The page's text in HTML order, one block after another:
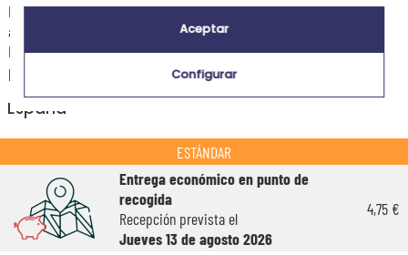
La estimación de la fecha de recepción y de los gastos de envío de este
articulo están indicados a continuación.
Las fechas estimadas a continuación se aplican para un pedido con
pago en tarjeta bancaria o PayPal.
España
ESTÁNDAR
Entrega económico en punto de
recogida
Recepción prevista el
Jueves 13 de agosto 2026
4,75 €
Aceptar
Configurar